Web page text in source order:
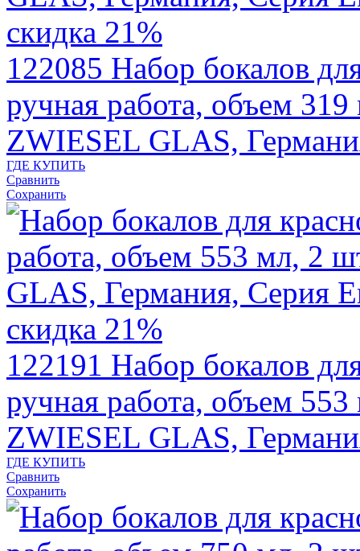
скидка 21%
122085 Набор бокалов
ручная работа, объем
ZWIESEL GLAS,
ГДЕ КУПИТЬ
Сравнить
Сохранить
скидка 21%
122191 Набор бокалов
ручная работа, объем
ZWIESEL GLAS,
ГДЕ КУПИТЬ
Сравнить
Сохранить